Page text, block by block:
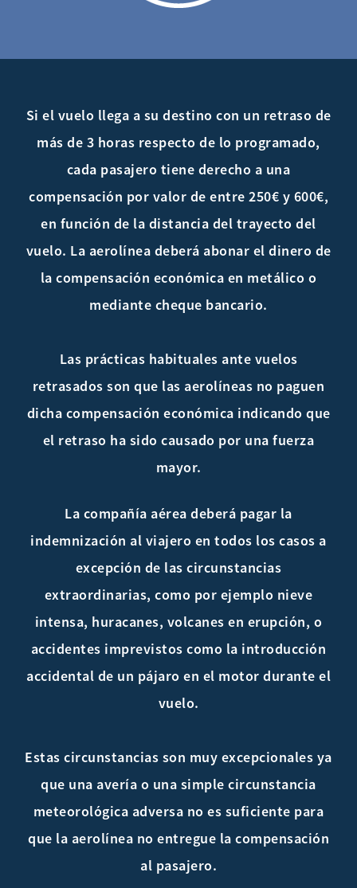
Si el vuelo llega a su destino con un retraso de
más de 3 horas respecto de lo programado,
cada pasajero tiene derecho a una
compensación por valor de entre 250€ y 600€,
en función de la distancia del trayecto del
vuelo. La aerolínea deberá abonar el dinero de
la compensación económica en metálico o
mediante cheque bancario.
Las prácticas habituales ante vuelos
retrasados son que las aerolíneas no paguen
dicha compensación económica indicando que
el retraso ha sido causado por una fuerza
mayor.
La compañía aérea deberá pagar la
indemnización al viajero en todos los casos a
excepción de las circunstancias
extraordinarias, como por ejemplo nieve
intensa, huracanes, volcanes en erupción, o
accidentes imprevistos como la introducción
accidental de un pájaro en el motor durante el
vuelo.
Estas circunstancias son muy excepcionales ya
que una avería o una simple circunstancia
meteorológica adversa no es suficiente para
que la aerolínea no entregue la compensación
al pasajero.